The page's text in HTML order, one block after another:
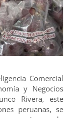
Comercial
y Negocios
Rivera, este
peruanas, se